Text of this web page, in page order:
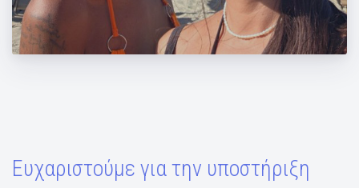
Shaya & Μάντη Περσάκη συναντήθηκαν
στο Grand Beach
Ευχαριστούμε για την υποστήριξη